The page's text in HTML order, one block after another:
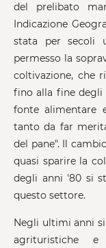
del prelibato
Indicazione
stata per secoli
permesso la
coltivazione, che
fino alla fine degli
fonte alimentare
tanto da far
del pane". Il
quasi sparire la
degli anni '80 si
questo settore.
Negli ultimi anni
agrituristiche